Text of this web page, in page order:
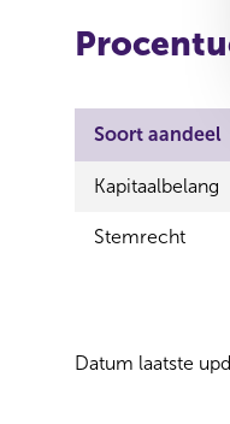
Soort aandeel
Kapitaalbelang
Stemrecht
Datum laatste